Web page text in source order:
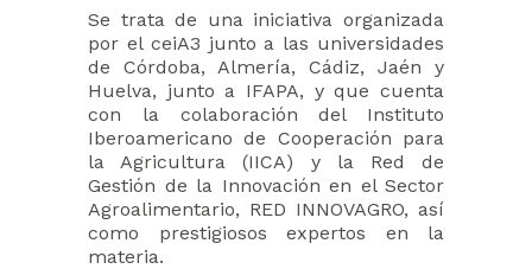
Se trata de una iniciativa organizada
por el ceiA3 junto a las universidades
de Córdoba, Almería, Cádiz, Jaén y
Huelva, junto a IFAPA, y que cuenta
con la colaboración del Instituto
Iberoamericano de Cooperación para
la Agricultura (IICA) y la Red de
Gestión de la Innovación en el Sector
Agroalimentario, RED INNOVAGRO, así
como prestigiosos expertos en la
materia.